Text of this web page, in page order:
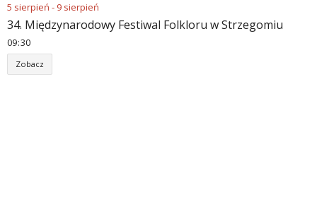
5 sierpień - 9 sierpień
34. Międzynarodowy Festiwal Folkloru w Strzegomiu
09 30
Zobacz